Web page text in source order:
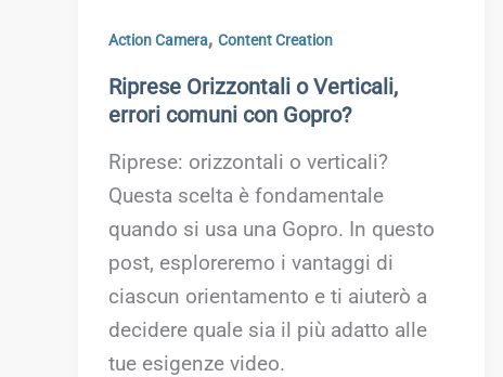
Action Camera,Content Creation
Riprese Orizzontali o Verticali,
errori comuni con Gopro?
Riprese: orizzontali o verticali?
Questa scelta è fondamentale
quando si usa una Gopro. In questo
post, esploreremo i vantaggi di
ciascun orientamento e ti aiuterò a
decidere quale sia il più adatto alle
tue esigenze video.